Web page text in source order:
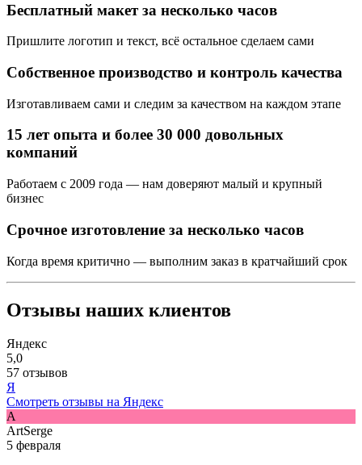
Бесплатный макет за несколько часов
Пришлите логотип и текст, всё остальное сделаем сами
Собственное производство и контроль качества
Изготавливаем сами и следим за качеством на каждом этапе
15 лет опыта и более 30 000 довольных
компаний
Работаем с 2009 года — нам доверяют малый и крупный
бизнес
Срочное изготовление за несколько часов
Когда время критично — выполним заказ в кратчайший срок
Отзывы наших клиентов
Яндекс
5,0
57 отзывов
Я
Смотреть отзывы на Яндекс
A
ArtSerge
5 февраля